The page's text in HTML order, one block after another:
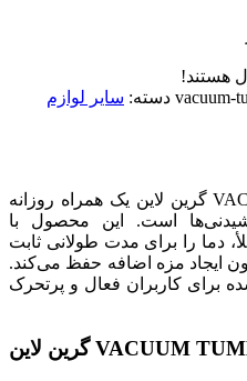
هستند!
vacuum- دسته: سایر لوازم
ماگ دوجداره VACUUM TUMBLER گرین لاین یک همراه روزانه
است. این محصول با
دما را برای مدت طولانی ثابت
ایجاد مزه‌ اضافه حفظ می‌کند.
کاربران فعال و پرتحرک